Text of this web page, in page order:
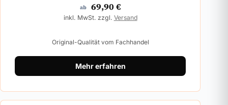
ab 69,90€
inkl. MwSt. zzgl. Versand
Original-Qualität vom Fachhandel
Mehr erfahren